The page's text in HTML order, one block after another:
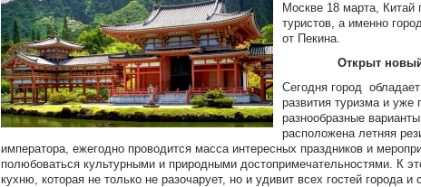
Москве 18 марта, Китай
туристов, а именно
от Пекина.
Открыт
Сегодня город
развития туризма и
разнообразные
расположена летняя
императора, ежегодно проводится масса интересных праздников и
полюбоваться культурными и природными достопримечательностями. К
кухню, которая не только не разочарует, но и удивит всех гостей города и